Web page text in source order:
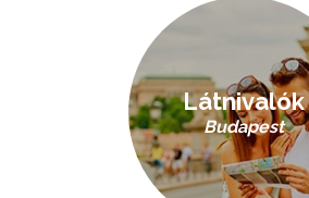
Látnivalók
Budapest